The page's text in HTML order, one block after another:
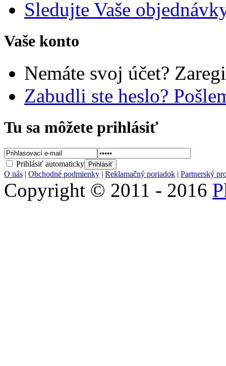
Sledujte Vaše
Vaše konto
Nemáte svoj účet?
Zabudli ste heslo?
Tu sa môžete prihlásiť
Prihlásiť automaticky
O nás | Obchodné podmienky | Reklamačný poriadok | Partnerský
Copyright © 2011 - 2016